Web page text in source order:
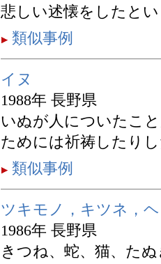
悲しい述懐をしたと
類似事例
イヌ
1988年 長野県
いぬが人についたこ
ためには祈祷したり
類似事例
ツキモノ，キツネ，
1986年 長野県
きつね、蛇、猫、た